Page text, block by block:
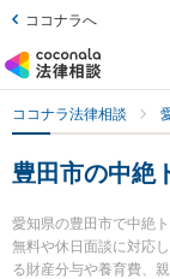
ココナラへ
ココナラ法律相談
豊田市の中絶
愛知県の豊田市で中絶
無料や休日面談に対応
る財産分与や養育費、